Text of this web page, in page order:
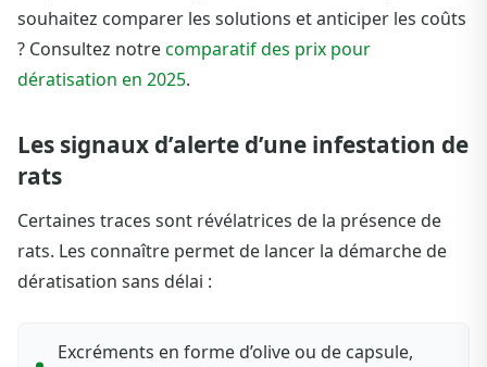
souhaitez comparer les solutions et anticiper les coûts
? Consultez notrecomparatif des prix pour
dératisation en 2025.
Les signaux d’alerte d’une infestation de
rats
Certaines traces sont révélatrices de la présence de
rats. Les connaître permet de lancer la démarche de
dératisation sans délai :
Excréments en forme d’olive ou de capsule,